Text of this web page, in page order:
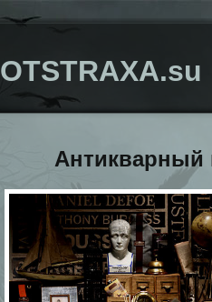
OTSTRAXA.su
Антикварный